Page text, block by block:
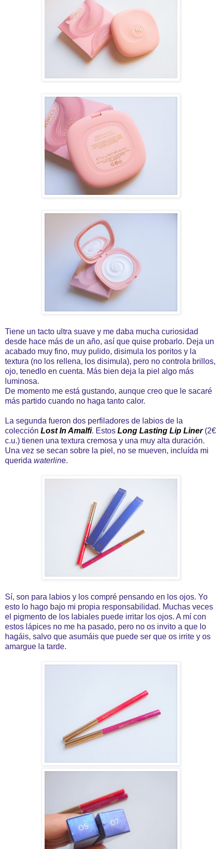
Tiene un tacto ultra suave y me daba mucha curiosidad
desde hace más de un año, así que quise probarlo. Deja un
acabado muy fino, muy pulido, disimula los poritos y la
textura (no los rellena, los disimula), pero no controla brillos,
ojo, tenedlo en cuenta. Más bien deja la piel algo más
luminosa.
De momento me está gustando, aunque creo que le sacaré
más partido cuando no haga tanto calor.
La segunda fueron dos perfiladores de labios de la
colección Lost In Amalfi. Estos Long Lasting Lip Liner(2€
c.u.) tienen una textura cremosa y una muy alta duración.
Una vez se secan sobre la piel, no se mueven, incluída mi
querida waterline.
Sí, son para labios y los compré pensando en los ojos. Yo
esto lo hago bajo mi propia responsabilidad. Muchas veces
el pigmento de los labiales puede irritar los ojos. A mí con
estos lápices no me ha pasado, pero no os invito a que lo
hagáis, salvo que asumáis que puede ser que os irrite y os
amargue la tarde.